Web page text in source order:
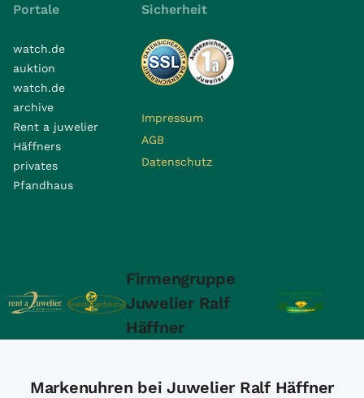
Portale
watch.de
auktion
watch.de
archive
Rent a juwelier
Häffners
privates
Pfandhaus
Sicherheit
Impressum
AGB
Datenschutz
Firmengruppe
Juwelier Ralf
Häffner
Markenuhren bei Juwelier Ralf Häffner